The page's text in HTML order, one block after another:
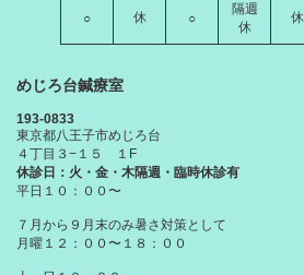
○ 休 ○
隔週
休
休
めじろ台鍼療室
193-0833
東京都八王子市めじろ台
４丁目３−１５ １F
休診日：火・金・木隔週・臨時休診有
平日１０：００〜
７月から９月末のみ暑さ対策として
月曜１２：００〜１８：００